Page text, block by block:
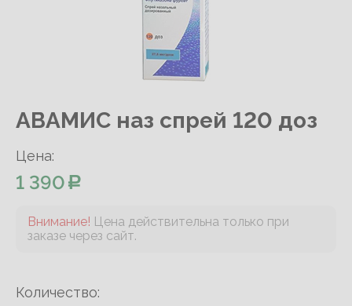
АВАМИС наз спрей 120 доз
Цена:
1 390
Внимание! Цена действительна только при
заказе через сайт.
Количество: